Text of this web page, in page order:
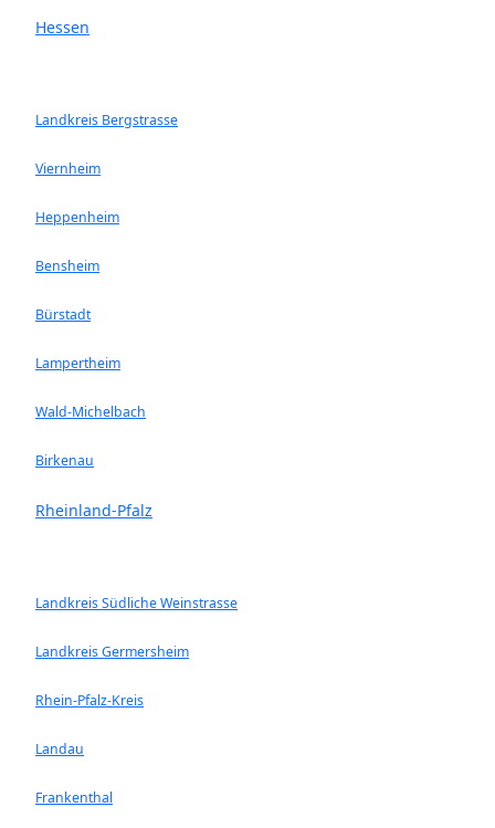
Hessen
Landkreis Bergstrasse
Viernheim
Heppenheim
Bensheim
Bürstadt
Lampertheim
Wald-Michelbach
Birkenau
Rheinland-Pfalz
Landkreis Südliche Weinstrasse
Landkreis Germersheim
Rhein-Pfalz-Kreis
Landau
Frankenthal